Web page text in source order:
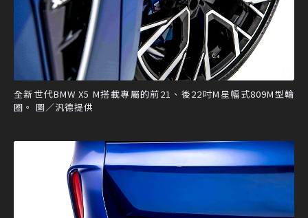
全新世代BMW X5 M搭載專屬的前21、後22吋M星幅式809M型輪
圈。 圖／汎德提供